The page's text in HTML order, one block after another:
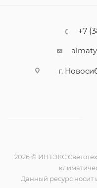
+7
г.
2026 © ИНТЭКС
Данный ресурс